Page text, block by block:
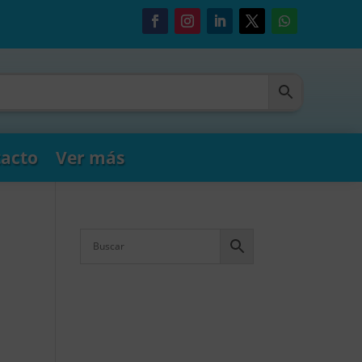
Ver más